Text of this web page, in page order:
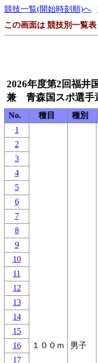
競技一覧(開始時刻順)へ
この画面は 競技別一覧表
2026年度第2回福井
兼 青森国スポ選手
No. 種目 種別
1
１００ｍ 男子
2
3
4
5
6
7
8
9
10
11
12
13
14
15
16
17